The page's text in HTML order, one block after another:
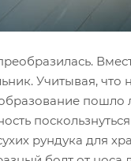
Учитывая,
пошло
рундука для